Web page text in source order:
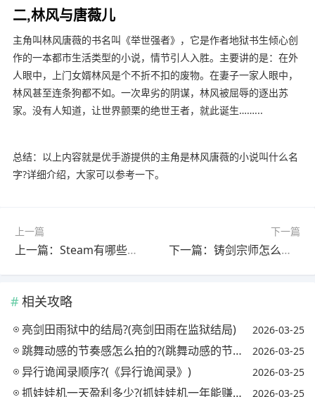
二,林风与唐薇儿
主角叫林风唐薇的书名叫《举世强者》，它是作者地狱书生倾心创
作的一本都市生活类型的小说，情节引人入胜。主要讲的是：在外
人眼中，上门女婿林风是个不折不扣的废物。在妻子一家人眼中，
林风甚至连条狗都不如。一次卑劣的阴谋，林风被屈辱的逐出苏
家。没有人知道，让世界颤栗的绝世王者，就此诞生……...
总结：以上内容就是优手游提供的主角是林风唐薇的小说叫什么名
字?详细介绍，大家可以参考一下。
上一篇
上一篇：Steam有哪些有单机剧情的好玩设计游戏?(steam里好玩的单机剧情游戏)
下一篇
下一篇：铸剑宗师怎么合成矿石?(铸剑宗师怎么合成矿石装备)
相关攻略
亮剑田雨狱中的结局?(亮剑田雨在监狱结局) 2026-03-25
跳舞动感的节奏感怎么拍的?(跳舞动感的节奏感怎么拍的视频) 2026-03-25
异行诡闻录顺序?(《异行诡闻录》) 2026-03-25
抓娃娃机一天盈利多少?(抓娃娃机一年能赚多少钱) 2026-03-25